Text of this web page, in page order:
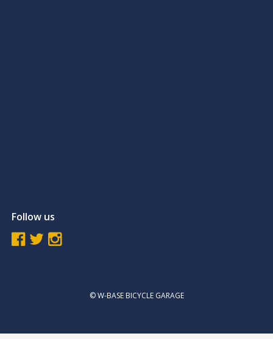
Follow us
© W-BASE BICYCLE GARAGE